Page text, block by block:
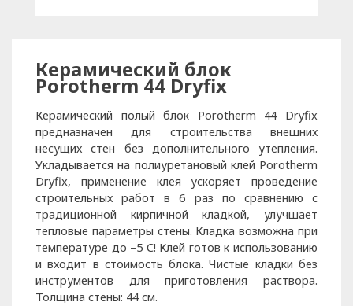
Керамический блок
Porotherm 44 Dryfix
Керамический полый блок Porotherm 44 Dryfix
предназначен для строительства внешних
несущих стен без дополнительного утепления.
Укладывается на полиуретановый клей Porotherm
Dryfix, применение клея ускоряет проведение
строительных работ в 6 раз по сравнению с
традиционной кирпичной кладкой, улучшает
тепловые параметры стены. Кладка возможна при
температуре до –5 С! Клей готов к использованию
и входит в стоимость блока. Чистые кладки без
инструментов для приготовления раствора.
Толщина стены: 44 см.